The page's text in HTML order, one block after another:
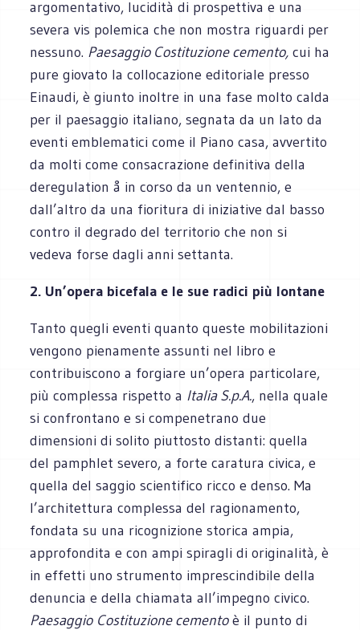
argomentativo, lucidità di prospettiva e una
severa vis polemica che non mostra riguardi per
nessuno. Paesaggio Costituzione cemento, cui ha
pure giovato la collocazione editoriale presso
Einaudi, è giunto inoltre in una fase molto calda
per il paesaggio italiano, segnata da un lato da
eventi emblematici come il Piano casa, avvertito
da molti come consacrazione definitiva della
deregulation å in corso da un ventennio, e
dall’altro da una fioritura di iniziative dal basso
contro il degrado del territorio che non si
vedeva forse dagli anni settanta.
2. Un’opera bicefala e le sue radici più lontane
Tanto quegli eventi quanto queste mobilitazioni
vengono pienamente assunti nel libro e
contribuiscono a forgiare un’opera particolare,
più complessa rispetto a Italia S.p.A., nella quale
si confrontano e si compenetrano due
dimensioni di solito piuttosto distanti: quella
del pamphlet severo, a forte caratura civica, e
quella del saggio scientifico ricco e denso. Ma
l’architettura complessa del ragionamento,
fondata su una ricognizione storica ampia,
approfondita e con ampi spiragli di originalità, è
in effetti uno strumento imprescindibile della
denuncia e della chiamata all’impegno civico.
Paesaggio Costituzione cementoè il punto di